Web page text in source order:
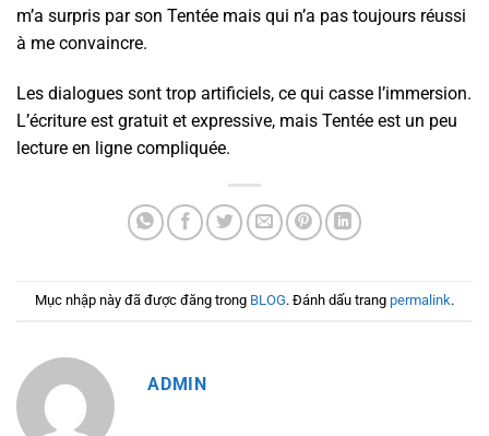
m’a surpris par son Tentée mais qui n’a pas toujours réussi
à me convaincre.
Les dialogues sont trop artificiels, ce qui casse l’immersion.
L’écriture est gratuit et expressive, mais Tentée est un peu
lecture en ligne compliquée.
Mục nhập này đã được đăng trong BLOG. Đánh dấu trang permalink.
ADMIN